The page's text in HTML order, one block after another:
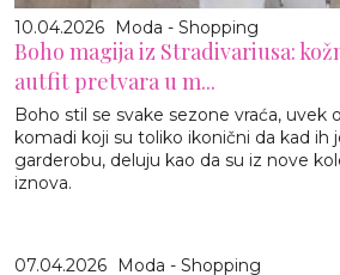
10.04.2026 Moda - Shopping
Boho magija iz Stradivariusa:
autfit pretvara u m...
Boho stil se svake sezone vraća, uvek
komadi koji su toliko ikonični da kad ih
garderobu, deluju kao da su iz nove
iznova.
07.04.2026 Moda - Shopping